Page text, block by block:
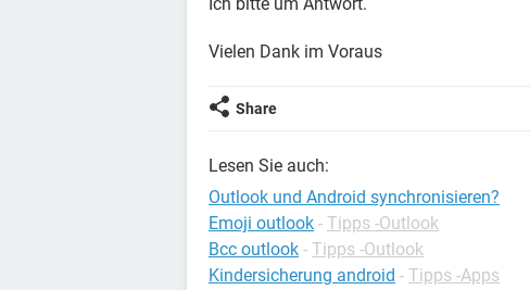
Vielen Dank im Voraus
Share
Lesen Sie auch:
Outlook und Android synchronisieren?
Emoji outlook - Tipps -Outlook
Bcc outlook - Tipps -Outlook
Kindersicherung android - Tipps -Apps